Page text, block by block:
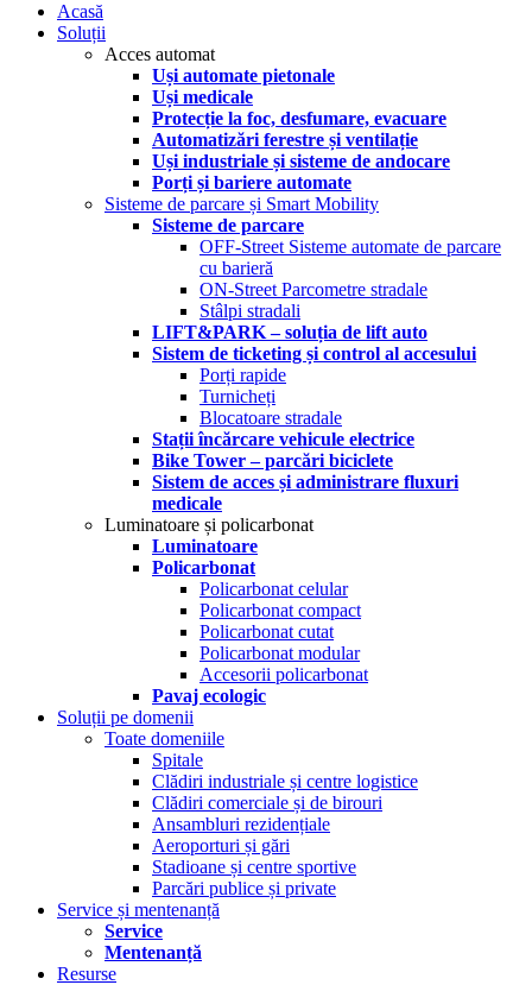
Acasă
Soluții
Acces automat
Uși automate pietonale
Uși medicale
Protecție la foc, desfumare, evacuare
Automatizări ferestre și ventilație
Uși industriale și sisteme de andocare
Porți și bariere automate
Sisteme de parcare și Smart Mobility
Sisteme de parcare
OFF-Street Sisteme automate de parcare
cu barieră
ON-Street Parcometre stradale
Stâlpi stradali
LIFT&PARK – soluția de lift auto
Sistem de ticketing și control al accesului
Porți rapide
Turnicheți
Blocatoare stradale
Stații încărcare vehicule electrice
Bike Tower – parcări biciclete
Sistem de acces și administrare fluxuri
medicale
Luminatoare și policarbonat
Luminatoare
Policarbonat
Policarbonat celular
Policarbonat compact
Policarbonat cutat
Policarbonat modular
Accesorii policarbonat
Pavaj ecologic
Soluții pe domenii
Toate domeniile
Spitale
Clădiri industriale și centre logistice
Clădiri comerciale și de birouri
Ansambluri rezidențiale
Aeroporturi și gări
Stadioane și centre sportive
Parcări publice și private
Service și mentenanță
Service
Mentenanță
Resurse